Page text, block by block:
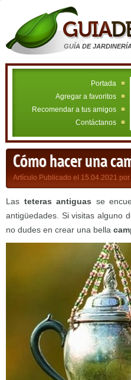
GUÍA DE JARDINERÍA
Portada
Agregar a favoritos
Recomendar a tus amigos
Contáctanos
Cómo hacer una
Artículo Publicado el 15.04.2021 por
Las teteras antiguas se
antigüedades. Si visitas alguno
no dudes en crear una bella